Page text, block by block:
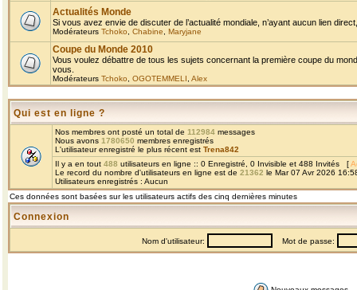
Actualités Monde
Si vous avez envie de discuter de l’actualité mondiale, n’ayant aucun lien
Modérateurs Tchoko Chabine Maryjane
Coupe du Monde 2010
Vous voulez débattre de tous les sujets concernant la première coupe du
vous.
Modérateurs Tchoko OGOTEMMELI Alex
Qui est en ligne ?
Nos membres ont posté un total de 112984 messages
Nous avons 1780650 membres enregistrés
L'utilisateur enregistré le plus récent est Trena842
Il y a en tout 488 utilisateurs en ligne :: 0 Enregistré, 0 Invisible et 488 Invités [
Le record du nombre d'utilisateurs en ligne est de 21362 le Mar 07 Avr 2026
Utilisateurs enregistrés : Aucun
Ces données sont basées sur les utilisateurs actifs des cinq dernières minutes
Connexion
Nom d'utilisateur: Mot de passe: